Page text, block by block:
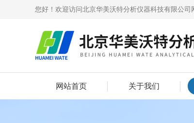
您好！欢迎访问北京华美沃特分析仪器科技有限公司
网站首页 关于我们